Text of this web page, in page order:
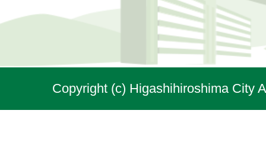
Copyright (c) Higashihiroshima City